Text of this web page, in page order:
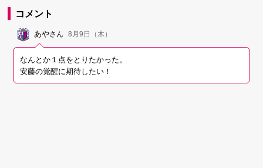
コメント
あやさん 8月9日（木）
なんとか１点をとりたかった。
安藤の覚醒に期待したい！